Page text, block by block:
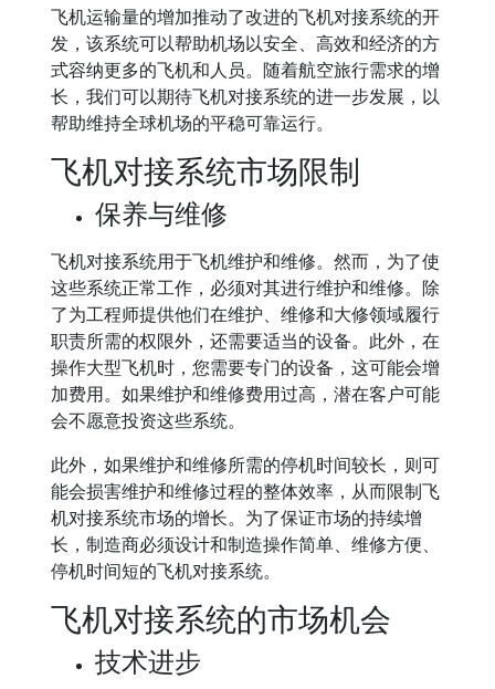
飞机运输量的增加推动了改进的飞机对接系统的开
发，该系统可以帮助机场以安全、高效和经济的方
式容纳更多的飞机和人员。随着航空旅行需求的增
长，我们可以期待飞机对接系统的进一步发展，以
帮助维持全球机场的平稳可靠运行。
飞机对接系统市场限制
保养与维修
飞机对接系统用于飞机维护和维修。然而，为了使
这些系统正常工作，必须对其进行维护和维修。除
了为工程师提供他们在维护、维修和大修领域履行
职责所需的权限外，还需要适当的设备。此外，在
操作大型飞机时，您需要专门的设备，这可能会增
加费用。如果维护和维修费用过高，潜在客户可能
会不愿意投资这些系统。
此外，如果维护和维修所需的停机时间较长，则可
能会损害维护和维修过程的整体效率，从而限制飞
机对接系统市场的增长。为了保证市场的持续增
长，制造商必须设计和制造操作简单、维修方便、
停机时间短的飞机对接系统。
飞机对接系统的市场机会
技术进步